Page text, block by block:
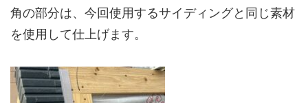
角の部分は、今回使用するサイディングと同じ素材
を使用して仕上げます。